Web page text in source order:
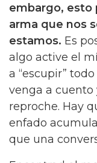
embargo, esto
arma que nos
estamos. Es
algo active el
a “escupir”
venga a cuento
reproche. Hay
enfado
que una